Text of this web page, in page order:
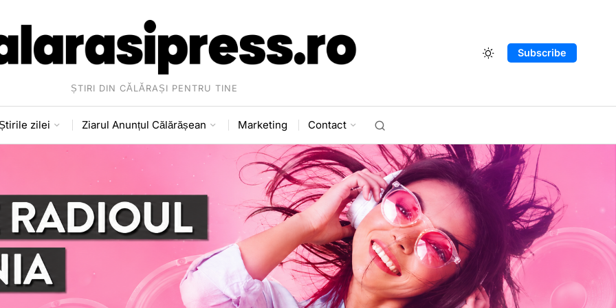
ȘTIRI DIN CĂLĂRAȘI PENTRU TINE
Subscribe
zilei Ziarul Anunțul Călărășean Marketing Contact